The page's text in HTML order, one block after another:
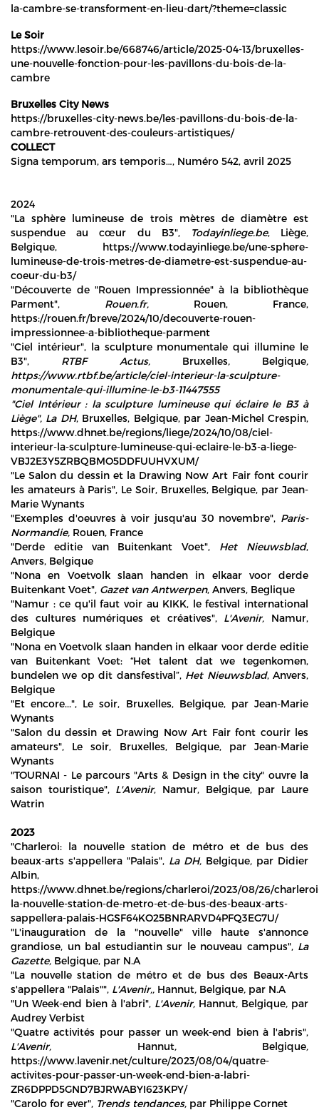
la-cambre-se-transforment-en-lieu-dart/?theme=classic
Le Soir
https://www.lesoir.be/668746/article/2025-04-13/bruxelles-
une-nouvelle-fonction-pour-les-pavillons-du-bois-de-la-
cambre
Bruxelles City News
https://bruxelles-city-news.be/les-pavillons-du-bois-de-la-
cambre-retrouvent-des-couleurs-artistiques/
COLLECT
Signa temporum, ars temporis…, Numéro 542, avril 2025
2024
"La sphère lumineuse de trois mètres de diamètre est
suspendue au cœur du B3",
Todayinliege.be, Liège,
Belgique, https://www.todayinliege.be/une-sphere-
lumineuse-de-trois-metres-de-diametre-est-suspendue-au-
coeur-du-b3/
"Découverte de "Rouen Impressionnée" à la bibliothèque
Parment", Rouen.fr, Rouen, France,
https://rouen.fr/breve/2024/10/decouverte-rouen-
impressionnee-a-bibliotheque-parment
"Ciel intérieur", la sculpture monumentale qui illumine le
B3", RTBF Actus, Bruxelles, Belgique,
https://www.rtbf.be/article/ciel-interieur-la-sculpture-
monumentale-qui-illumine-le-b3-11447555
"Ciel Intérieur : la sculpture lumineuse qui éclaire le B3 à
Liège", La DH, Bruxelles, Belgique, par Jean-Michel Crespin,
https://www.dhnet.be/regions/liege/2024/10/08/ciel-
interieur-la-sculpture-lumineuse-qui-eclaire-le-b3-a-liege-
VBJ2E3Y5ZRBQBMO5DDFUUHVXUM/
"Le Salon du dessin et la Drawing Now Art Fair font courir
les amateurs à Paris", Le Soir, Bruxelles, Belgique, par Jean-
Marie Wynants
"Exemples d'oeuvres à voir jusqu'au 30 novembre", Paris-
Normandie, Rouen, France
"Derde editie van Buitenkant Voet", Het Nieuwsblad,
Anvers, Belgique
"Nona en Voetvolk slaan handen in elkaar voor derde
Buitenkant Voet", Gazet van Antwerpen, Anvers, Beglique
"Namur : ce qu'il faut voir au KIKK, le festival international
des cultures numériques et créatives", L'Avenir, Namur,
Belgique
"Nona en Voetvolk slaan handen in elkaar voor derde editie
van Buitenkant Voet: “Het talent dat we tegenkomen,
bundelen we op dit dansfestival”, Het Nieuwsblad, Anvers,
Belgique
"Et encore...", Le soir, Bruxelles, Belgique, par Jean-Marie
Wynants
"Salon du dessin et Drawing Now Art Fair font courir les
amateurs", Le soir, Bruxelles, Belgique, par Jean-Marie
Wynants
"TOURNAI - Le parcours "Arts & Design in the city" ouvre la
saison touristique", L'Avenir, Namur, Belgique, par Laure
Watrin
2023
"Charleroi: la nouvelle station de métro et de bus des
beaux-arts s'appellera "Palais", La DH, Belgique, par Didier
Albin,
https://www.dhnet.be/regions/charleroi/2023/08/26/
la-nouvelle-station-de-metro-et-de-bus-des-beaux-arts-
sappellera-palais-HGSF64KO25BNRARVD4PFQ3EG7U/
"L'inauguration de la "nouvelle" ville haute s'annonce
grandiose, un bal estudiantin sur le nouveau campus", La
Gazette, Belgique, par N.A
"La nouvelle station de métro et de bus des Beaux-Arts
s'appellera "Palais"", L'Avenir,, Hannut, Belgique, par N.A
"Un Week-end bien à l'abri", L'Avenir, Hannut, Belgique, par
Audrey Verbist
"Quatre activités pour passer un week-end bien à l'abris",
L'Avenir, Hannut, Belgique,
https://www.lavenir.net/culture/2023/08/04/quatre-
activites-pour-passer-un-week-end-bien-a-labri-
ZR6DPPD5GND7BJRWABYI623KPY/
"Carolo for ever", Trends tendances, par Philippe Cornet